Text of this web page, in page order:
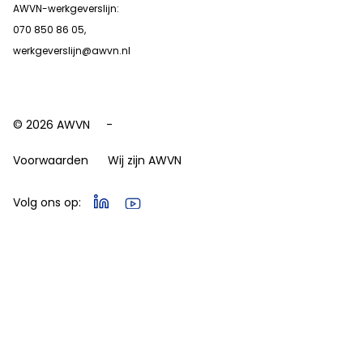
AWVN-werkgeverslijn:
070 850 86 05,
werkgeverslijn@awvn.nl
© 2026 AWVN
Voorwaarden Wij zijn AWVN
Volg ons op: